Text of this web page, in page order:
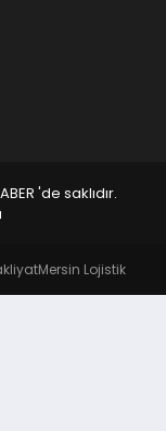
'de saklıdır.
Mersin Lojistik